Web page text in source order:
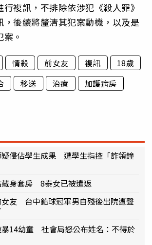
複訊，不排除依涉犯《殺人罪》
，後續將釐清其犯案動機，以及是
。
情殺 前女友 複訊
18歲
移送 治療
加護病房
疑侵佔學生成果 遭學生指控「詐領鐘
藏身套房 8泰女已被遣返
友 台中鉛球冠軍男自殘後出院遭聲
暴14幼童 社會局怒公布姓名：不得於